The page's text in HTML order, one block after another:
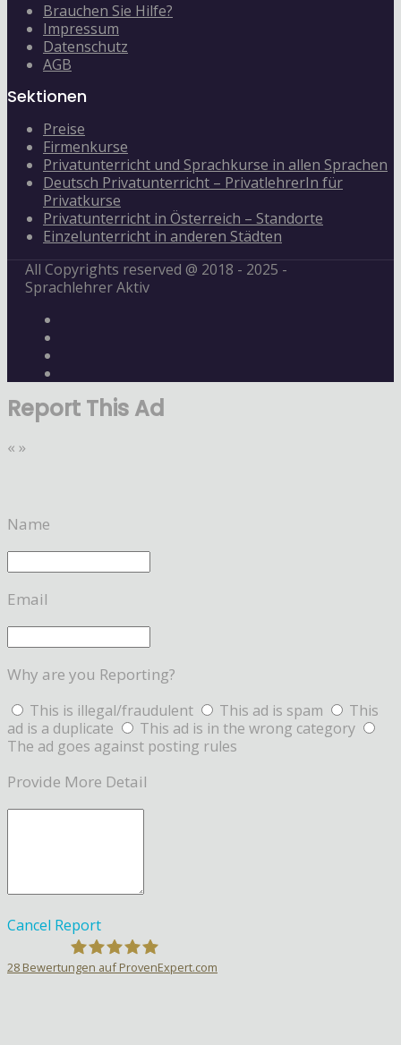
Brauchen Sie Hilfe?
Impressum
Datenschutz
AGB
Sektionen
Preise
Firmenkurse
Privatunterricht und Sprachkurse in allen Sprachen
Deutsch Privatunterricht – PrivatlehrerIn für
Privatkurse
Privatunterricht in Österreich – Standorte
Einzelunterricht in anderen Städten
All Copyrights reserved @ 2018 - 2025 -
Sprachlehrer Aktiv
Report This Ad
« »
Name
Email
Why are you Reporting?
This is illegal/fraudulent This ad is spam
This
ad is a duplicate
This ad is in the wrong category
The ad goes against posting rules
Provide More Detail
Cancel Report
28 Bewertungen auf ProvenExpert.com